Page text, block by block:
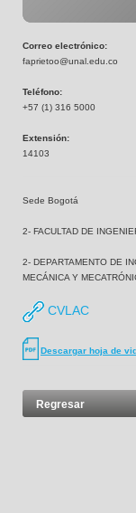
Correo electrónico:
faprietoo@unal.edu.co
Teléfono:
+57 (1) 316 5000
Extensión:
14103
Sede Bogotá
2- FACULTAD DE
2- DEPARTAMENTO DE
MECÁNICA Y
CVLAC
Descargar hoja de
Regresar